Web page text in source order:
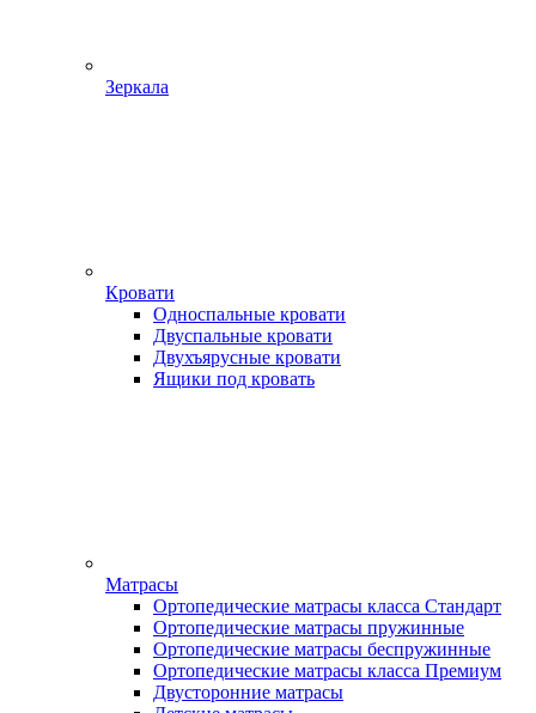
Зеркала
Кровати
Односпальные кровати
Двуспальные кровати
Двухъярусные кровати
Ящики под кровать
Матрасы
Ортопедические матрасы класса Стандарт
Ортопедические матрасы пружинные
Ортопедические матрасы беспружинные
Ортопедические матрасы класса Премиум
Двусторонние матрасы